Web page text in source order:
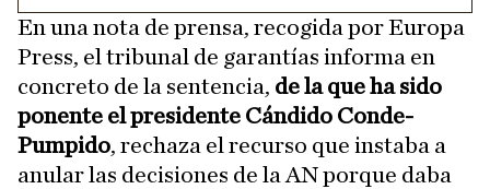
En una nota de prensa, recogida por Europa
Press, el tribunal de garantías informa en
concreto de la sentencia, de la que ha sido
ponente el presidente Cándido Conde-
Pumpido, rechaza el recurso que instaba a
anular las decisiones de la AN porque daba